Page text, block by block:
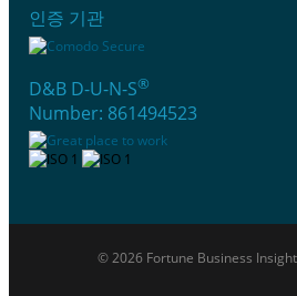
인증 기관
D&B D-U-N-S®
Number: 861494523
© 2026 Fortune Business